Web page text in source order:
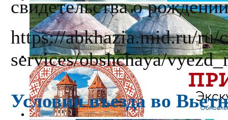
свидетельства о
https://abkhazia.mid.ru/ru/
services/obshchaya/
Условия въезда во